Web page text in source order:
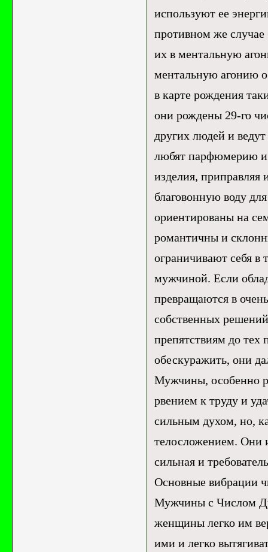
используют ее
противном же случае
их в ментальную
ментальную агонию
в карте рождения
они рождены 29-го
других людей и
любят парфюмерию и
изделия,
благовонную воду
ориентированы на
романтичны и
ограничивают себя в
мужчиной. Если
превращаются в
собственных
препятствиям до тех
обескуражить, они
Мужчины, особенно
рвением к труду и
сильным духом, но,
телосложением. Они
сильная и
Основные вибрации
Мужчины с Числом
женщины легко им
ими и легко